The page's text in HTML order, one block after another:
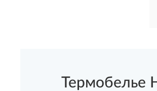
Термобелье